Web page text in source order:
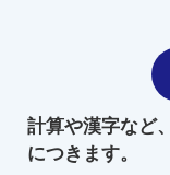
計算や漢字など、
につきます。